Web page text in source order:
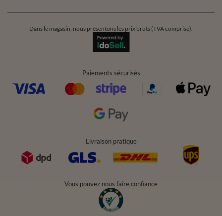
Dans le magasin, nous présentons les prix bruts (TVA comprise).
Paiements sécurisés
Livraison pratique
Vous pouvez nous faire confiance